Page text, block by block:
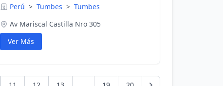
Perú > Tumbes > Tumbes
Av Mariscal Castilla Nro 305
Ver Más